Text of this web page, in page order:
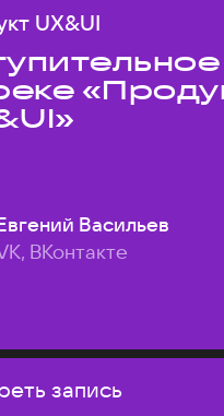
UX&UI
Васильев
ВКонтакте
запись